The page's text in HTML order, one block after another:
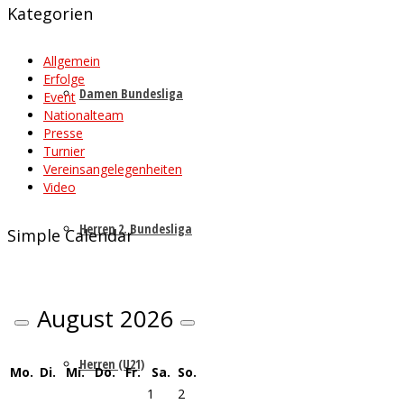
Damen Bundesliga
Herren 2. Bundesliga
Herren (U21)
Kategorien
Allgemein
Erfolge
Event
Nationalteam
Presse
Turnier
Vereinsangelegenheiten
Video
Simple Calendar
August 2026
Mo. Di. Mi. Do. Fr. Sa. So.
1
2